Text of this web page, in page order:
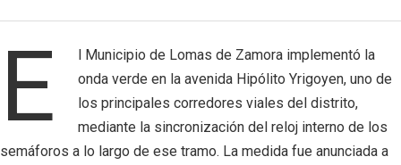
E
l Municipio de Lomas de Zamora implementó la
onda verde en la avenida Hipólito Yrigoyen, uno de
los principales corredores viales del distrito,
mediante la sincronización del reloj interno de los
semáforos a lo largo de ese tramo. La medida fue anunciada a